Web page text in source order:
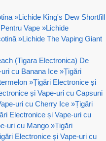
»Lichide King's Dew Shortfill
Vape »Lichide
»Lichide The Vaping Giant
(Tigara Electronica) De
cu Banana Ice »Țigări
»Țigări Electronice și
și Vape-uri cu Capsuni
uri cu Cherry Ice »Țigări
Electronice și Vape-uri cu
uri cu Mango »Țigări
Electronice și Vape-uri cu